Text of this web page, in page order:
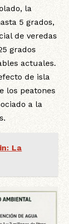
la
5 grados,
de veredas
grados
actuales.
de isla
los peatones
a la
La